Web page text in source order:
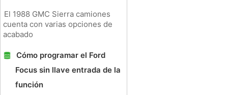
El 1988 GMC Sierra camiones
cuenta con varias opciones de
acabado
Cómo programar el Ford
Focus sin llave entrada de la
función